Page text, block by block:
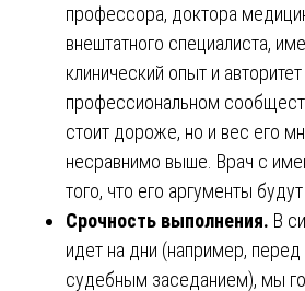
профессора, доктора
внештатного специалиста,
клинический опыт и авторитет
профессиональном
стоит дороже, но и вес его
несравнимо выше. Врач с
того, что его аргументы
Срочность выполнения. В
идет на дни (например,
судебным заседанием), мы